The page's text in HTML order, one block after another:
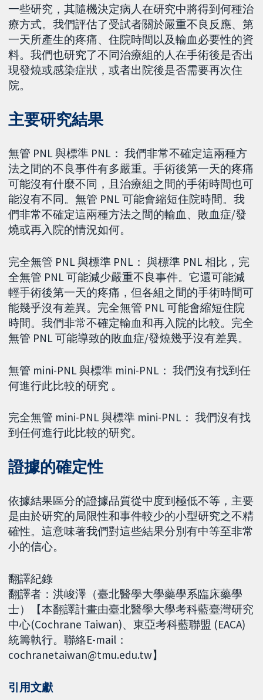
一些研究，其隨機決定病人在研究中將得到何種治
療方式。我們評估了受試者關於嚴重不良反應、第
一天所產生的疼痛、住院時間以及輸血必要性的資
料。我們也研究了不同治療組的人在手術後是否出
現發燒或感染症狀，或者出院後是否需要再次住
院。
主要研究結果
無管 PNL 與標準 PNL： 我們非常不確定這兩種方
法之間的不良事件有多嚴重。手術後第一天的疼痛
可能沒有什麼不同，且治療組之間的手術時間也可
能沒有不同。無管 PNL 可能會縮短住院時間。我
們非常不確定這兩種方法之間的輸血、敗血症/發
燒或再入院的情況如何。
完全無管 PNL 與標準 PNL： 與標準 PNL 相比，完
全無管 PNL 可能減少嚴重不良事件。它還可能減
輕手術後第一天的疼痛，但各組之間的手術時間可
能幾乎沒有差異。完全無管 PNL 可能會縮短住院
時間。我們非常不確定輸血和再入院的比較。完全
無管 PNL 可能導致的敗血症/發燒幾乎沒有差異。
無管 mini-PNL 與標準 mini-PNL： 我們沒有找到任
何進行此比較的研究 。
完全無管 mini-PNL 與標準 mini-PNL： 我們沒有找
到任何進行此比較的研究。
證據的確定性
依據結果區分的證據品質從中度到極低不等，主要
是由於研究的局限性和事件較少的小型研究之不精
確性。這意味著我們對這些結果分別有中等至非常
小的信心。
翻譯紀錄
翻譯者：洪峻澤（臺北醫學大學藥學系臨床藥學
士）【本翻譯計畫由臺北醫學大學考科藍臺灣研究
中心(Cochrane Taiwan)、東亞考科藍聯盟 (EACA)
統籌執行。聯絡E-mail：
cochranetaiwan@tmu.edu.tw】
引用文獻